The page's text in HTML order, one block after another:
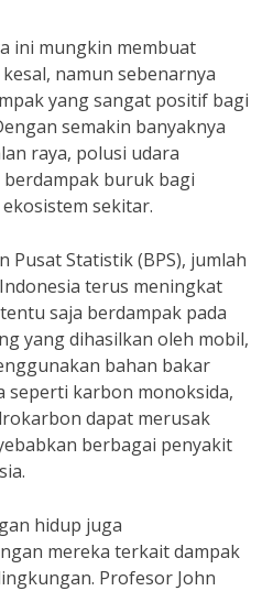
ini mungkin membuat
namun sebenarnya
yang sangat positif bagi
semakin banyaknya
raya, polusi udara
buruk bagi
sekitar.
Pusat Statistik (BPS), jumlah
terus meningkat
saja berdampak pada
yang dihasilkan oleh mobil,
bahan bakar
seperti karbon monoksida,
dapat merusak
berbagai penyakit
hidup juga
mereka terkait dampak
Profesor John